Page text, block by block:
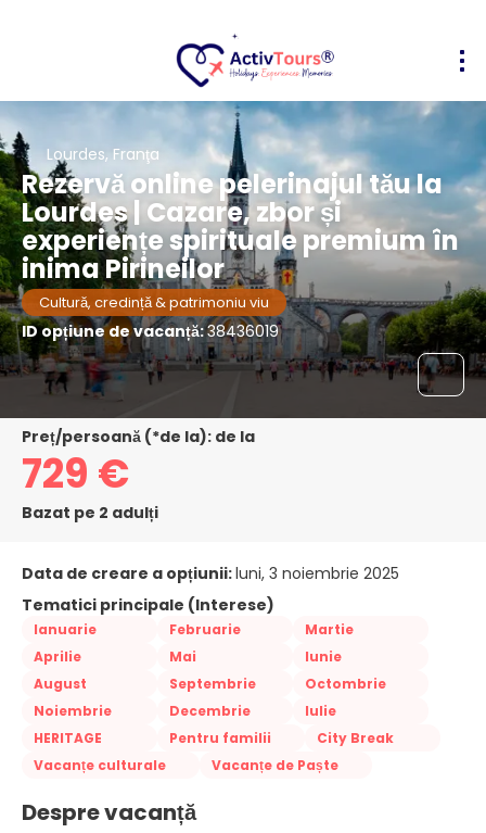
Lourdes, Franţa
Rezervă online pelerinajul tău la
Lourdes | Cazare, zbor și
experiențe spirituale premium în
inima Pirineilor
Cultură, credință & patrimoniu viu
ID opțiune de vacanță:38436019
Preț/persoană (*de la): de la
729 €
Bazat pe 2 adulți
Data de creare a opțiunii:luni, 3 noiembrie 2025
Tematici principale (Interese)
Ianuarie Februarie
Martie
Aprilie
Mai
Iunie
August
Septembrie
Octombrie
Noiembrie
Decembrie
Iulie
HERITAGE
Pentru familii
City Break
Vacanțe culturale
Vacanțe de Paște
Despre vacanță